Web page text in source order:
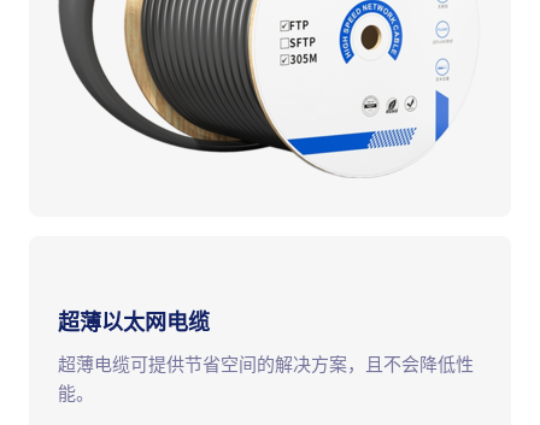
超薄以太网电缆
超薄电缆可提供节省空间的解决方案，且不会降低性
能。